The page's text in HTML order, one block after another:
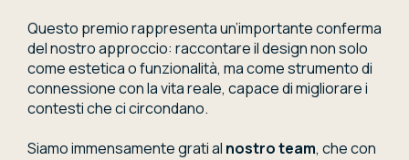
Questo premio rappresenta un’importante conferma
del nostro approccio: raccontare il design non solo
come estetica o funzionalità, ma come strumento di
connessione con la vita reale, capace di migliorare i
contesti che ci circondano.
Siamo immensamente grati al nostro team, che con